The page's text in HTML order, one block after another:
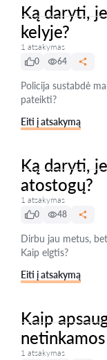
Ką daryti,
kelyje?
1 atsakymas
0
64
Policija sustabdė
pateikti?
Eiti į atsakymą
Ką daryti,
atostogų?
1 atsakymas
0
48
Dirbu jau metus,
Kaip elgtis?
Eiti į atsakymą
Kaip
1 atsakymas